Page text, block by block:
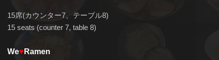
15席(カウンター7、テーブル8)
15 seats (counter 7, table 8)
We♥ Ramen